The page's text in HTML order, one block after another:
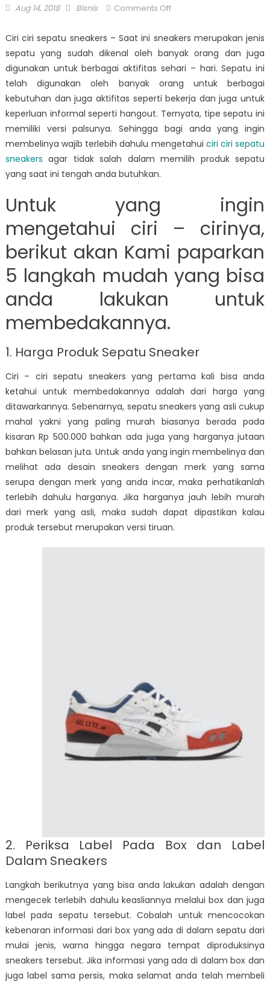
Posted
Aug 14, 2018 Author
Bisnis Comments Offon
Langkah
Mudah
Membedakan
Sneakers
Asli
dan
Tiruan
Ciri ciri sepatu sneakers – Saat ini sneakers merupakan jenis
sepatu yang sudah dikenal oleh banyak orang dan juga
digunakan untuk berbagai aktifitas sehari – hari. Sepatu ini
telah digunakan oleh banyak orang untuk berbagai
kebutuhan dan juga aktifitas seperti bekerja dan juga untuk
keperluan informal seperti hangout. Ternyata, tipe sepatu ini
memiliki versi palsunya. Sehingga bagi anda yang ingin
membelinya wajib terlebih dahulu mengetahui ciri ciri sepatu
sneakers agar tidak salah dalam memilih produk sepatu
yang saat ini tengah anda butuhkan.
Untuk yang ingin
mengetahui ciri – cirinya,
berikut akan Kami paparkan
5 langkah mudah yang bisa
anda lakukan untuk
membedakannya.
1. Harga Produk Sepatu Sneaker
Ciri – ciri sepatu sneakers yang pertama kali bisa anda
ketahui untuk membedakannya adalah dari harga yang
ditawarkannya. Sebenarnya, sepatu sneakers yang asli cukup
mahal yakni yang paling murah biasanya berada pada
kisaran Rp 500.000 bahkan ada juga yang harganya jutaan
bahkan belasan juta. Untuk anda yang ingin membelinya dan
melihat ada desain sneakers dengan merk yang sama
serupa dengan merk yang anda incar, maka perhatikanlah
terlebih dahulu harganya. Jika harganya jauh lebih murah
dari merk yang asli, maka sudah dapat dipastikan kalau
produk tersebut merupakan versi tiruan.
2. Periksa Label Pada Box dan Label
Dalam Sneakers
Langkah berikutnya yang bisa anda lakukan adalah dengan
mengecek terlebih dahulu keasliannya melalui box dan juga
label pada sepatu tersebut. Cobalah untuk mencocokan
kebenaran informasi dari box yang ada di dalam sepatu dari
mulai jenis, warna hingga negara tempat diproduksinya
sneakers tersebut. Jika informasi yang ada di dalam box dan
juga label sama persis, maka selamat anda telah membeli